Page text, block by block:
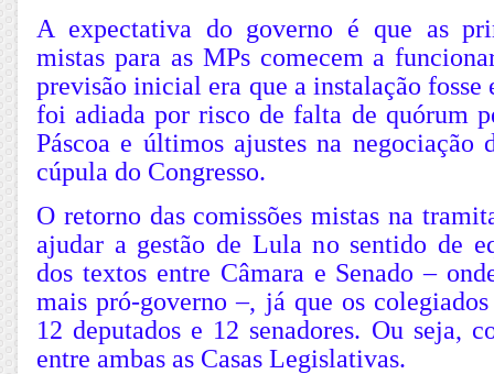
A expectativa do governo é que as
mistas para as MPs comecem a
previsão inicial era que a instalação fosse
foi adiada por risco de falta de quórum
Páscoa e últimos ajustes na negociação
cúpula do Congresso.
O retorno das comissões mistas na
ajudar a gestão de Lula no sentido de
dos textos entre Câmara e Senado –
mais pró-governo –, já que os
12 deputados e 12 senadores. Ou seja,
entre ambas as Casas Legislativas.